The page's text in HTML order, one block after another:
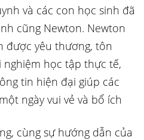
và các con học sinh đã
cũng Newton. Newton
được yêu thương, tôn
học tập thực tế,
tin hiện đại giúp các
ngày vui vẻ và bổ ích
cùng sự hướng dẫn của